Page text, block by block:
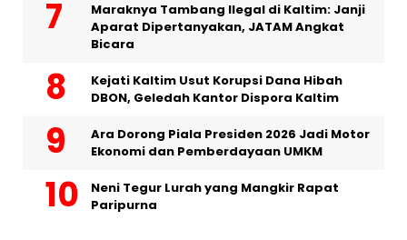
Maraknya Tambang Ilegal di Kaltim: Janji
Aparat Dipertanyakan, JATAM Angkat
Bicara
Kejati Kaltim Usut Korupsi Dana Hibah
DBON, Geledah Kantor Dispora Kaltim
Ara Dorong Piala Presiden 2026 Jadi Motor
Ekonomi dan Pemberdayaan UMKM
Neni Tegur Lurah yang Mangkir Rapat
Paripurna